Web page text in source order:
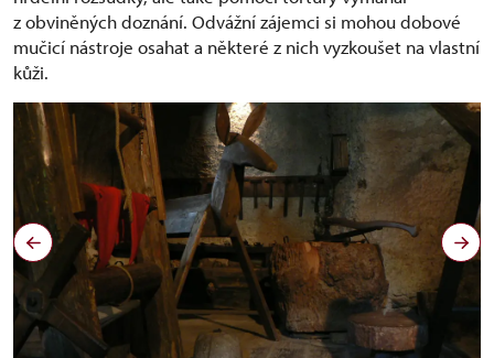
z obviněných doznání. Odvážní zájemci si mohou dobové
mučicí nástroje osahat a některé z nich vyzkoušet na vlastní
kůži.